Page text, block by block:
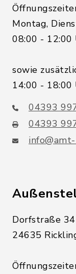
Montag,
08:00 - 12:00
sowie
14:00 - 18:00
04393
04393
Dorfstraße 34
24635